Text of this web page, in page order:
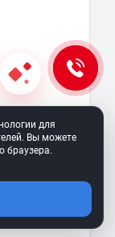
для
Вы можете
браузера.